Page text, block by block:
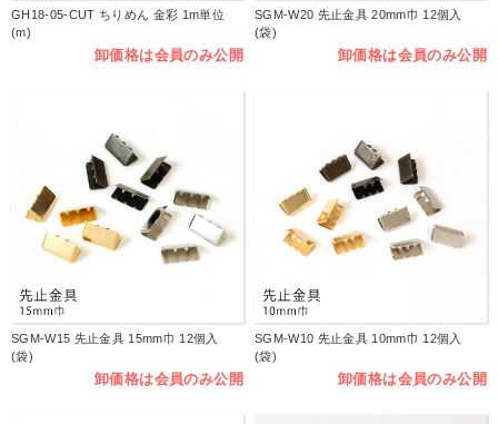
GH18-05-CUT ちりめん 金彩 1m単位
(m)
卸価格は会員のみ公開
SGM-W20 先止金具 20mm巾 12個入
(袋)
卸価格は会員のみ公開
SGM-W15 先止金具 15mm巾 12個入
(袋)
卸価格は会員のみ公開
SGM-W10 先止金具 10mm巾 12個入
(袋)
卸価格は会員のみ公開